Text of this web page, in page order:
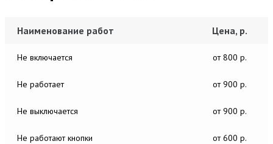
Наименование работ Цена, р.
Не включается от 800 р.
Не работает от 900 р.
Не выключается от 900 р.
Не работают кнопки от 600 р.